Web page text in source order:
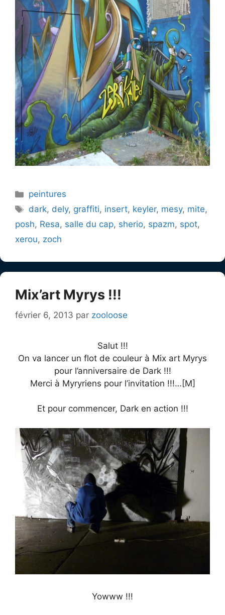
Catégories
peintures
Étiquettes
dark, dely, graffiti, insert, keyler, mesy, mite,
posh, Resa, salle du cap, sherio, spazm, spot,
xerou, zoch
Mix’art Myrys !!!
février 6, 2013 par zooloose
Salut !!!
On va lancer un flot de couleur à Mix art Myrys
pour l’anniversaire de Dark !!!
Merci à Myryriens pour l’invitation !!!…[M]
Et pour commencer, Dark en action !!!
Yowww !!!